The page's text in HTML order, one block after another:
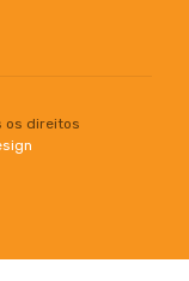
os direitos